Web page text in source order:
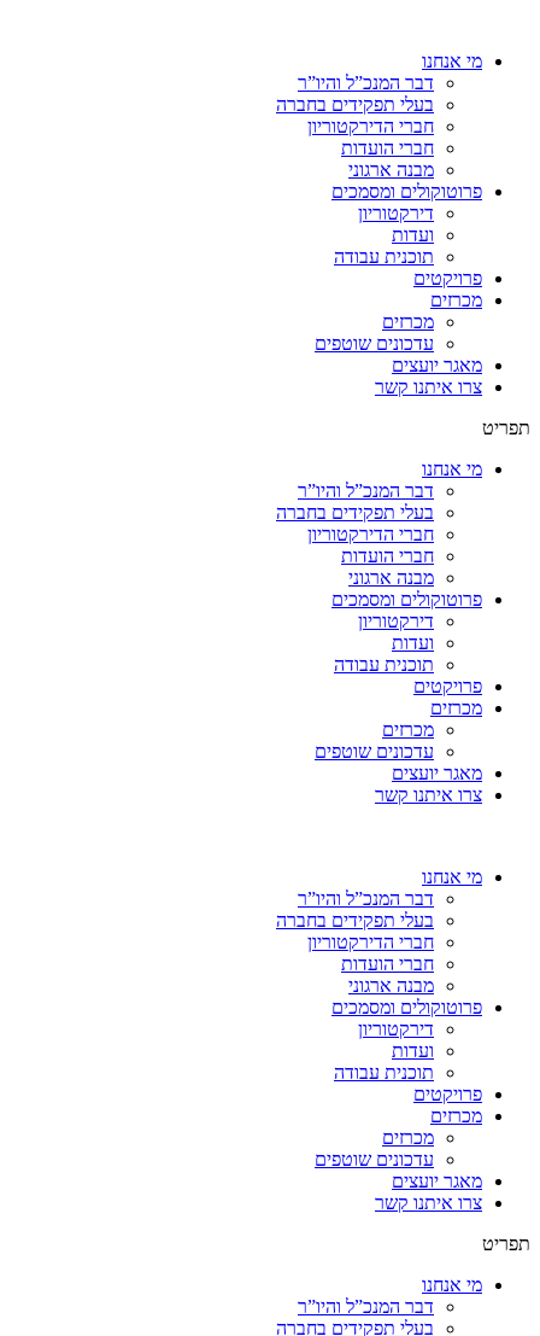
מי אנחנו
דבר המנכ”ל והיו”ר
בעלי תפקידים בחברה
חברי הדירקטוריון
חברי הועדות
מבנה ארגוני
פרוטוקולים ומסמכים
דירקטוריון
ועדות
תוכנית עבודה
פרויקטים
מכרזים
מכרזים
עדכונים שוטפים
מאגר יועצים
צרו איתנו קשר
תפריט
מי אנחנו
דבר המנכ”ל והיו”ר
בעלי תפקידים בחברה
חברי הדירקטוריון
חברי הועדות
מבנה ארגוני
פרוטוקולים ומסמכים
דירקטוריון
ועדות
תוכנית עבודה
פרויקטים
מכרזים
מכרזים
עדכונים שוטפים
מאגר יועצים
צרו איתנו קשר
מי אנחנו
דבר המנכ”ל והיו”ר
בעלי תפקידים בחברה
חברי הדירקטוריון
חברי הועדות
מבנה ארגוני
פרוטוקולים ומסמכים
דירקטוריון
ועדות
תוכנית עבודה
פרויקטים
מכרזים
מכרזים
עדכונים שוטפים
מאגר יועצים
צרו איתנו קשר
תפריט
מי אנחנו
דבר המנכ”ל והיו”ר
בעלי תפקידים בחברה